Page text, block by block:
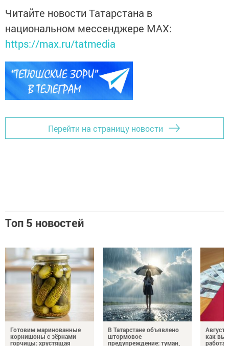
Читайте новости Татарстана в
национальном мессенджере MАХ:
https://max.ru/tatmedia
Перейти на страницу новости
Топ 5 новостей
Готовим маринованные
корнишоны с зёрнами
горчицы: хрустящая
В Татарстане объявлено
штормовое
предупреждение: туман,
как